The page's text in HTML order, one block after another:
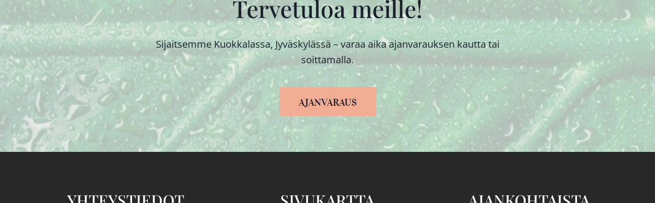
Tervetuloa meille!
Sijaitsemme Kuokkalassa, Jyväskylässä – varaa aika ajanvarauksen kautta tai
soittamalla.
AJANVARAUS